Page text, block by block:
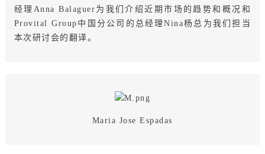
经理Anna Balaguer为我们介绍近期市场的趋势和概况和
Provital Group中国分公司的总经理Nina杨总为我们担当
本次研讨会的翻译。
Maria Jose Espadas